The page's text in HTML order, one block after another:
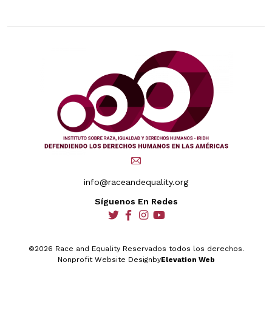
info@raceandequality.org
Síguenos En Redes
socialsocialsocialsocial
©2026 Race and Equality Reservados todos los derechos.
Nonprofit Website DesignbyElevation Web